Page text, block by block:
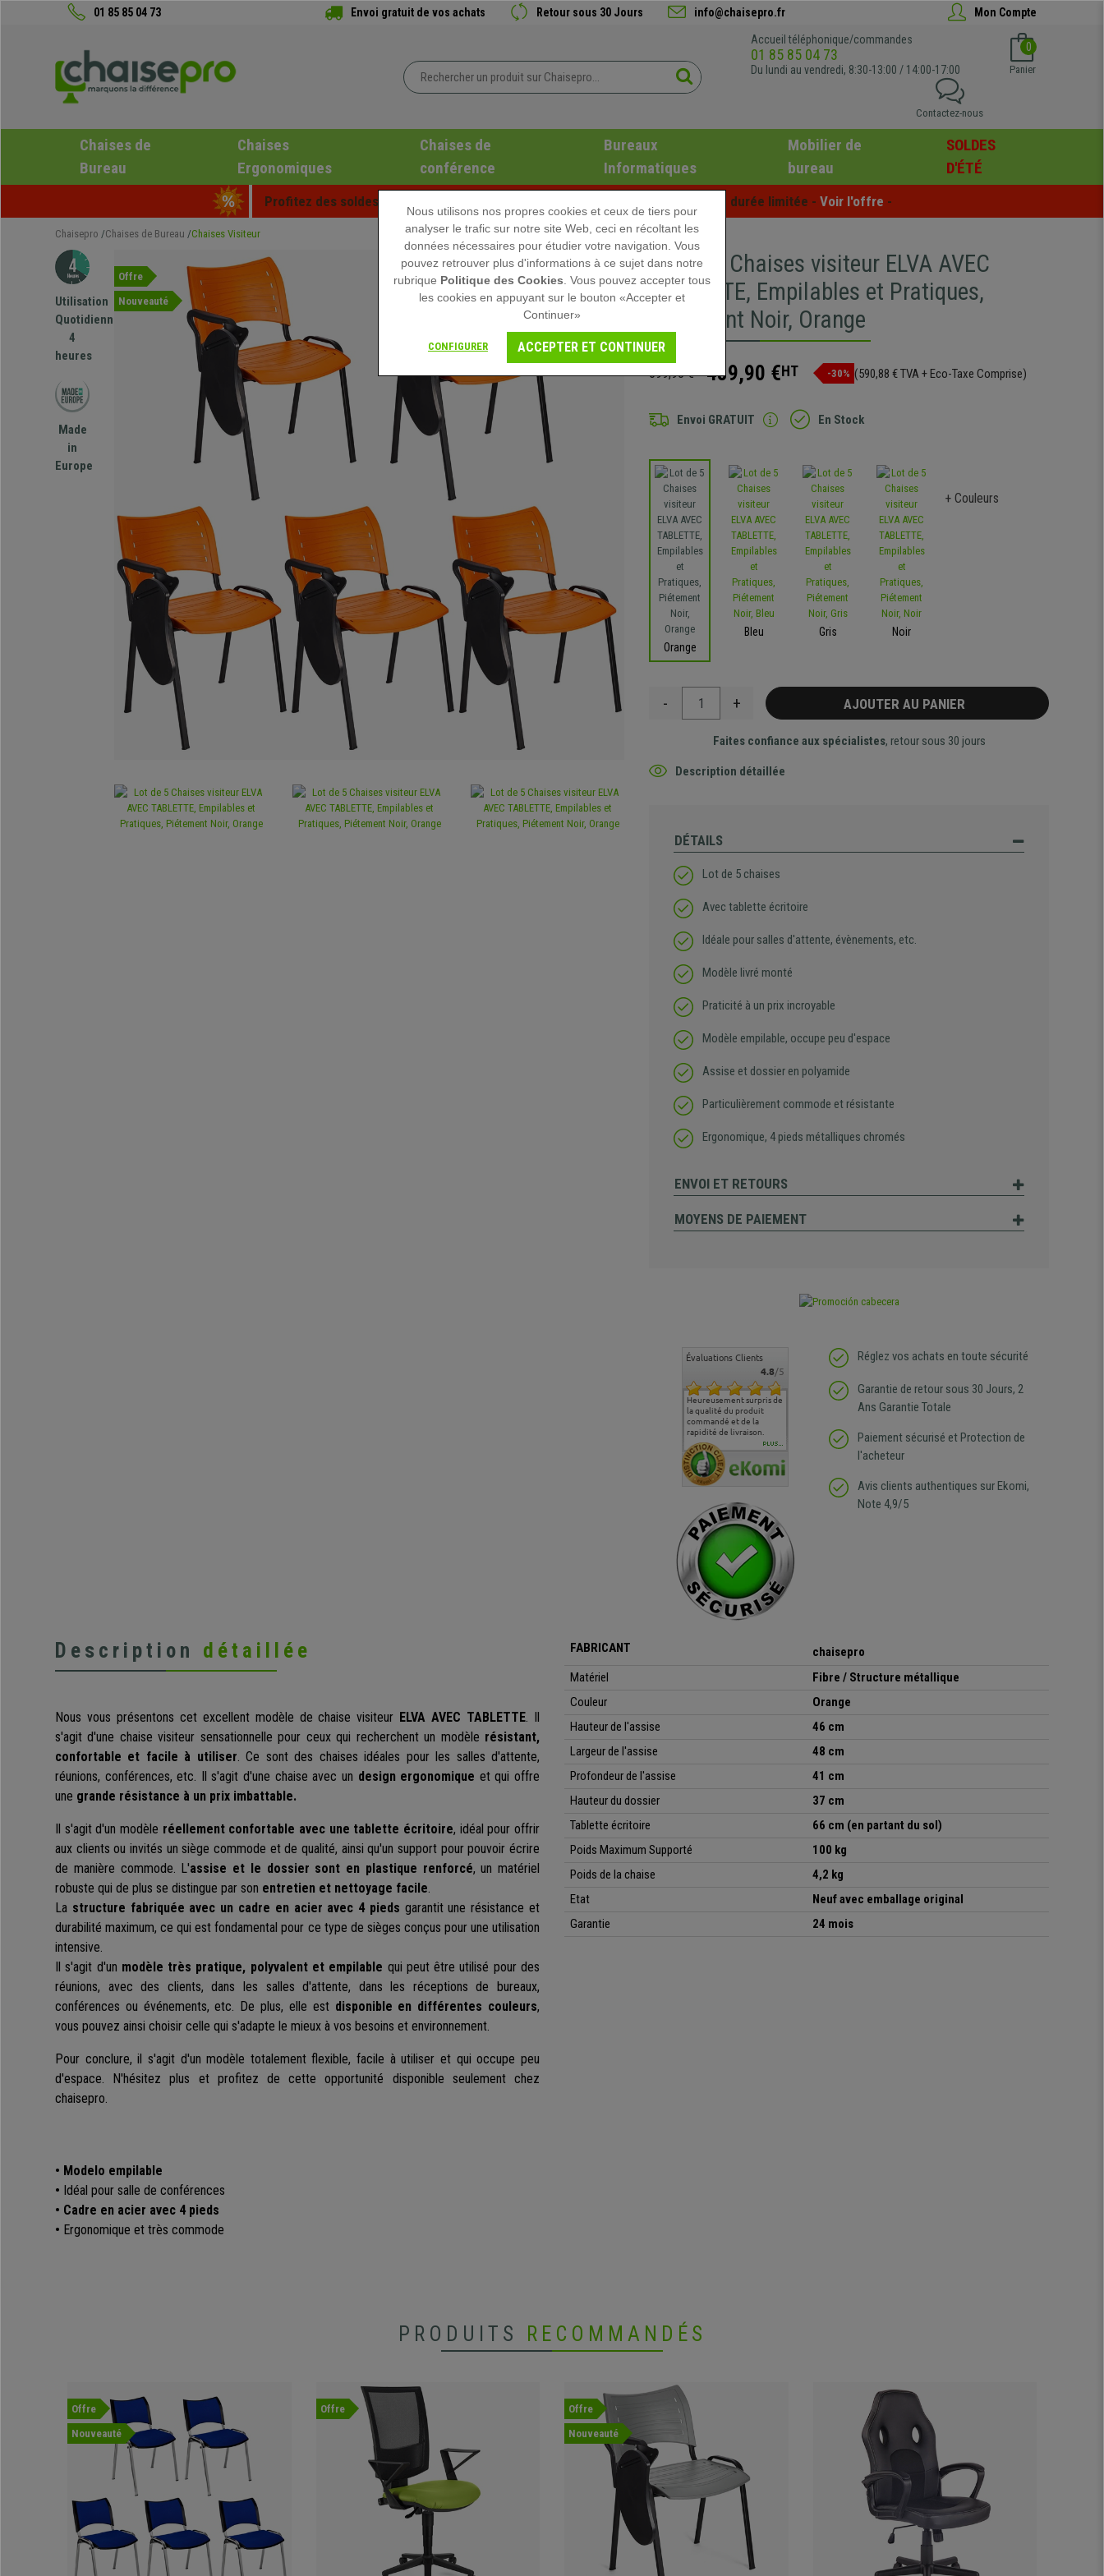
01 85 85 04 73 Envoi gratuit de vos achats Retour sous 30 Jours info@chaisepro.fr Mon Compte
Accueil téléphonique/commandes
01 85 85 04 73
Du lundi au vendredi, 8:30-13:00 / 14:00-17:00
0
Panier
Contactez-nous
Chaises de
Bureau
Chaises
Ergonomiques
Chaises de
conférence
Bureaux
Informatiques
Mobilier de
bureau
SOLDES
D'ÉTÉ
Profitez des soldes d'été chez Chaisepro ! Des réductions exclusives pour une durée limitée - Voir l'offre -
Chaisepro Chaises de Bureau Chaises Visiteur
Utilisation
Quotidienne
4
heures
Made
in
Europe
Offre
Nouveauté
Lot de 5 Chaises visiteur ELVA AVEC
TABLETTE, Empilables et Pratiques,
Piétement Noir, Orange
699,90 € 489,90 €HT -30% (590,88 € TVA + Eco-Taxe Comprise)
Envoi GRATUIT En Stock
Orange
Bleu Gris Noir
+ Couleurs
- + AJOUTER AU PANIER
Faites confiance aux spécialistes, retour sous 30 jours
Description détaillée
DÉTAILS
Lot de 5 chaises
Avec tablette écritoire
Idéale pour salles d'attente, évènements, etc.
Modèle livré monté
Praticité à un prix incroyable
Modèle empilable, occupe peu d'espace
Assise et dossier en polyamide
Particulièrement commode et résistante
Ergonomique, 4 pieds métalliques chromés
ENVOI ET RETOURS
MOYENS DE PAIEMENT
Évaluations Clients
4.8/5
Heureusement surpris de
la qualité du produit
commandé et de la
rapidité de livraison.
Siege confortable qui
J'ai pu comparer avec des
sièges que l'on trouve
dans les grandes surfaces
de l'aménagement et ne
regrette pas mon achat.
bien qu'ayant eu un
abîmé) tout a été mis en
oeuvre pour remplacer
ce produit et ce dans les
de belle qualité
PLUS...
Réglez vos achats en toute sécurité
Garantie de retour sous 30 Jours, 2
Ans Garantie Totale
Paiement sécurisé et Protection de
l'acheteur
Avis clients authentiques sur Ekomi,
Note 4,9/5
Description détaillée
Nous vous présentons cet excellent modèle de chaise visiteur ELVA AVEC TABLETTE. Il
s'agit d'une chaise visiteur sensationnelle pour ceux qui recherchent un modèle résistant,
confortable et facile à utiliser. Ce sont des chaises idéales pour les salles d'attente,
réunions, conférences, etc. Il s'agit d'une chaise avec un design ergonomique et qui offre
une grande résistance à un prix imbattable.
Il s'agit d'un modèle réellement confortable avec une tablette écritoire, idéal pour offrir
aux clients ou invités un siège commode et de qualité, ainsi qu'un support pour pouvoir écrire
de manière commode. L'assise et le dossier sont en plastique renforcé, un matériel
robuste qui de plus se distingue par son entretien et nettoyage facile.
La structure fabriquée avec un cadre en acier avec 4 pieds garantit une résistance et
durabilité maximum, ce qui est fondamental pour ce type de sièges conçus pour une utilisation
intensive.
Il s'agit d'un modèle très pratique, polyvalent et empilable qui peut être utilisé pour des
réunions, avec des clients, dans les salles d'attente, dans les réceptions de bureaux,
conférences ou événements, etc. De plus, elle est disponible en différentes couleurs,
vous pouvez ainsi choisir celle qui s'adapte le mieux à vos besoins et environnement.
Pour conclure, il s'agit d'un modèle totalement flexible, facile à utiliser et qui occupe peu
d'espace. N'hésitez plus et profitez de cette opportunité disponible seulement chez
chaisepro.
• Modelo empilable
• Idéal pour salle de conférences
• Cadre en acier avec 4 pieds
• Ergonomique et très commode
FABRICANT
chaisepro
Matériel
Fibre / Structure métallique
Couleur
Orange
Hauteur de l'assise
46 cm
Largeur de l'assise
48 cm
Profondeur de l'assise
41 cm
Hauteur du dossier
37 cm
Tablette écritoire
66 cm (en partant du sol)
Poids Maximum Supporté
100 kg
Poids de la chaise
4,2 kg
Etat
Neuf avec emballage original
Garantie
24 mois
PRODUITS RECOMMANDÉS
Offre
Nouveauté
Offre
Offre
Nouveauté
Nous utilisons nos propres cookies et ceux de tiers pour
analyser le trafic sur notre site Web, ceci en récoltant les
données nécessaires pour étudier votre navigation. Vous
pouvez retrouver plus d'informations à ce sujet dans notre
rubrique Politique des Cookies . Vous pouvez accepter tous
les cookies en appuyant sur le bouton «Accepter et
Continuer»
CONFIGURER ACCEPTER ET CONTINUER